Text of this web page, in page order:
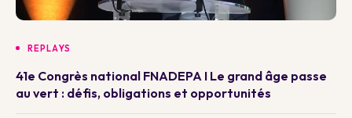
REPLAYS
41e Congrès national FNADEPA I Le grand âge passe
au vert : défis, obligations et opportunités